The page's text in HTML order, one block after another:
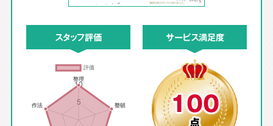
スタッフ評価 サービス満足度
100
点